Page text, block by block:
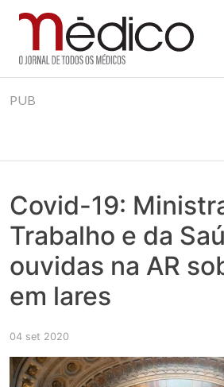
to
Jornal Médico
Médico – O Jornal de Todos os
realmente contam! Tudo o que se
PUB
Covid-19:
Trabalho e da
ouvidas na AR
em lares
04 set 2020